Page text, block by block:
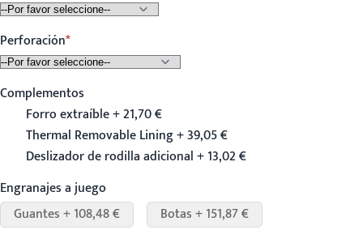
Perforación
Complementos
Forro extraíble + 21,70 €
Thermal Removable Lining + 39,05 €
Deslizador de rodilla adicional + 13,02 €
Engranajes a juego
Guantes + 108,48 €
Botas + 151,87 €